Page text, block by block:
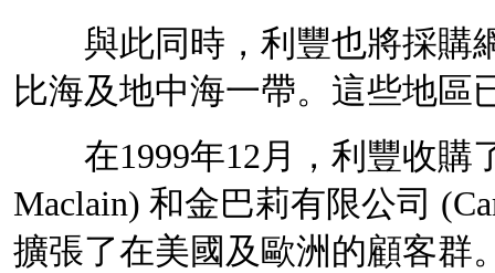
與此同時，利豐也將採購網
比海及地中海一帶。這些地區
在1999年12月，利豐收購
Maclain) 和金巴莉有限公司
擴張了在美國及歐洲的顧客群